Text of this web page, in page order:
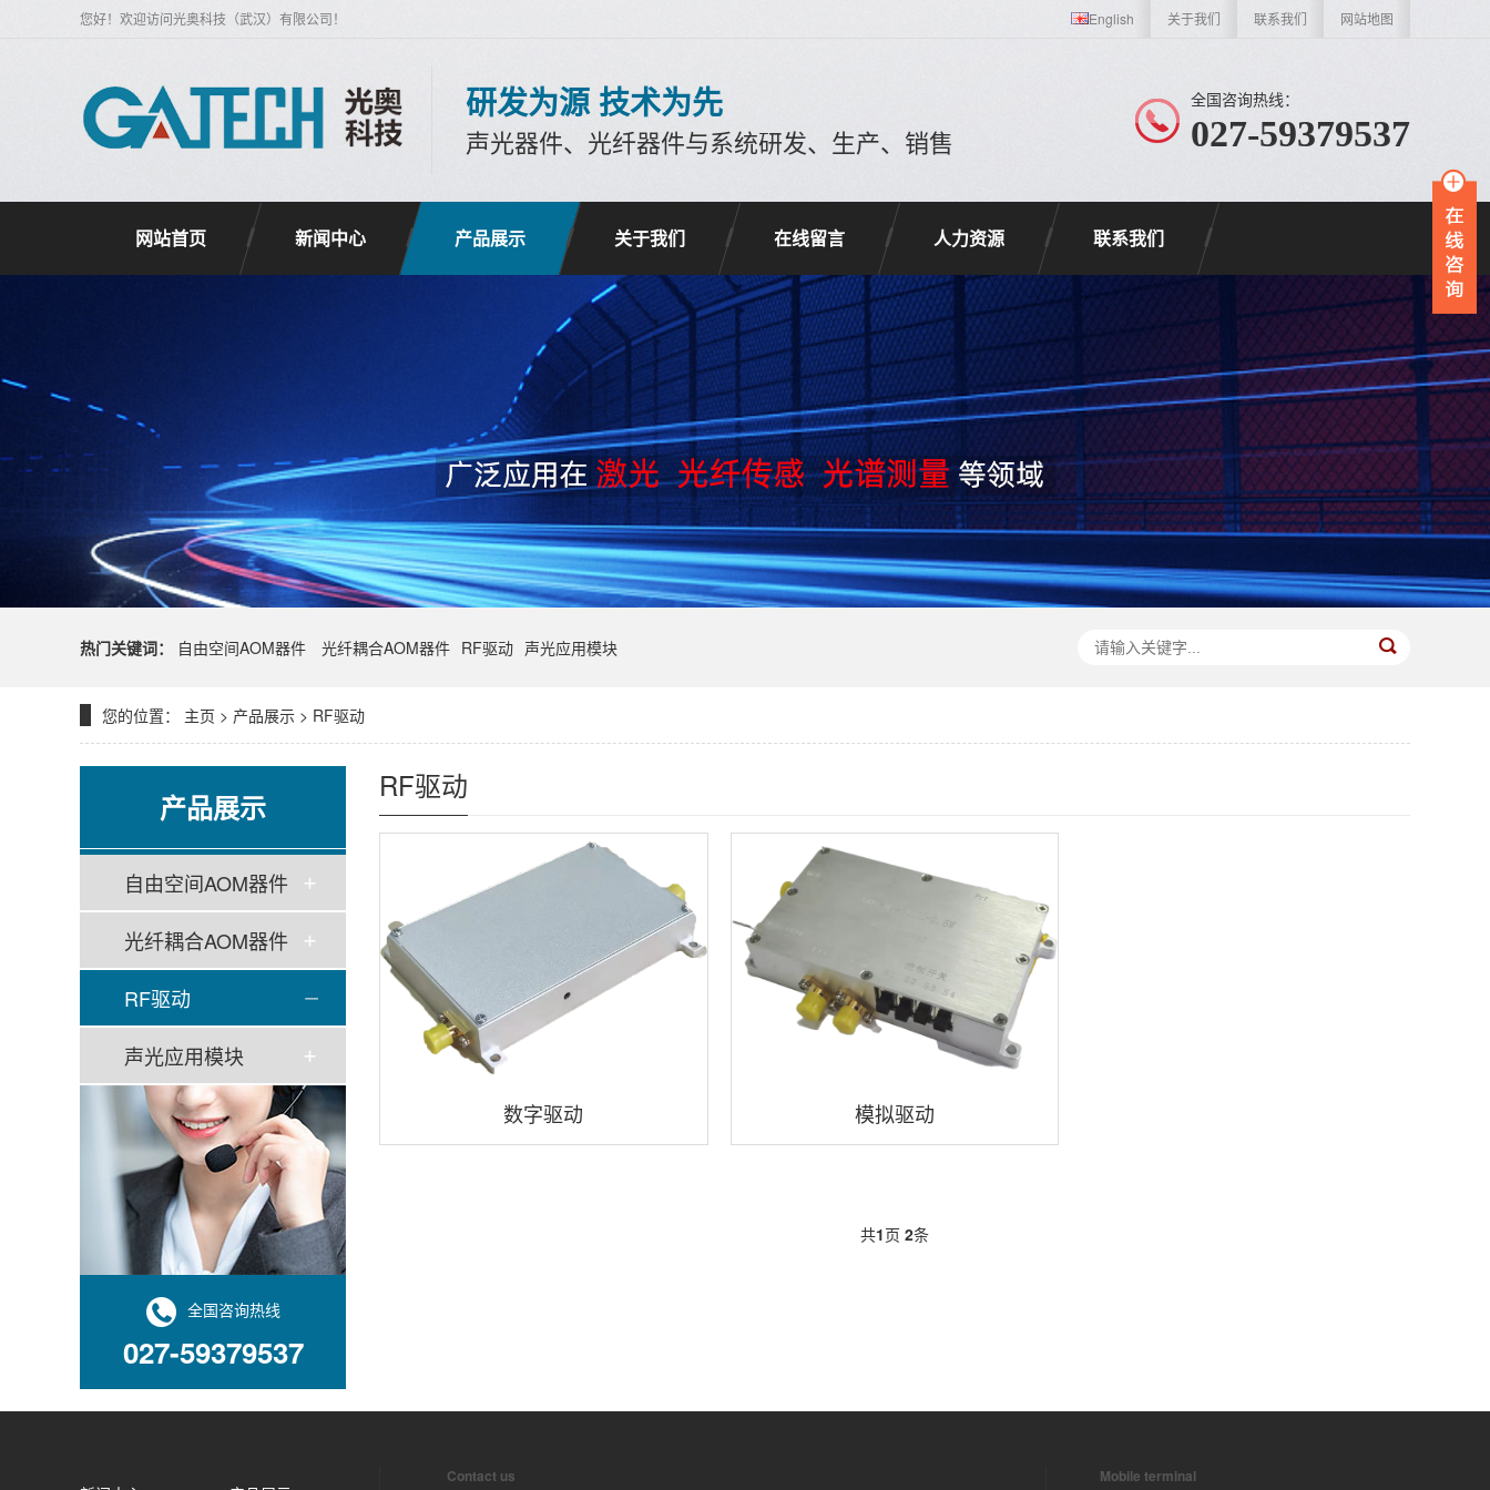
English 关于我们 联系我们 网站地图
您好！欢迎访问光奥科技（武汉）有限公司！
研发为源 技术为先
声光器件、光纤器件与系统研发、生产、销售
全国咨询热线：
027-59379537
网站首页 新闻中心 产品展示 关于我们 在线留言 人力资源 联系我们
热门关键词： 自由空间AOM器件 光纤耦合AOM器件 RF驱动 声光应用模块
您的位置： 主页 > 产品展示 > RF驱动
产品展示
自由空间AOM器件
光纤耦合AOM器件
RF驱动
声光应用模块
全国咨询热线
027-59379537
RF驱动
数字驱动 模拟驱动
共1页 2条
Contact us Mobile terminal